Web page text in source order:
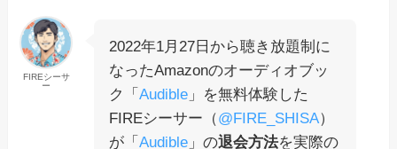
FIREシーサ
ー
2022年1月27日から聴き放題制に
なったAmazonのオーディオブッ
ク「Audible 」を無料体験した
FIREシーサー（@FIRE_SHISA）
が「Audible 」の退会方法を実際の